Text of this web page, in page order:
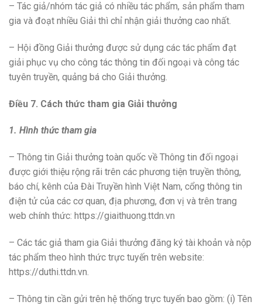
– Tác giả/nhóm tác giả có nhiều tác phẩm, sản phẩm tham
gia và đoạt nhiều Giải thì chỉ nhận giải thưởng cao nhất.
– Hội đồng Giải thưởng được sử dụng các tác phẩm đạt
giải phục vụ cho công tác thông tin đối ngoại và công tác
tuyên truyền, quảng bá cho Giải thưởng.
Điều 7. Cách thức tham gia Giải thưởng
1. Hình thức tham gia
– Thông tin Giải thưởng toàn quốc về Thông tin đối ngoại
được giới thiệu rộng rãi trên các phương tiện truyền thông,
báo chí, kênh của Đài Truyền hình Việt Nam, cổng thông tin
điện tử của các cơ quan, địa phương, đơn vị và trên trang
web chính thức: https://giaithuong.ttdn.vn
– Các tác giả tham gia Giải thưởng đăng ký tài khoản và nộp
tác phẩm theo hình thức trực tuyến trên website:
https://duthi.ttdn.vn.
– Thông tin cần gửi trên hệ thống trực tuyến bao gồm: (i) Tên